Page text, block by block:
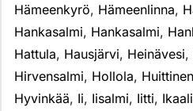
Hämeenkyrö, Hämeenlinna,
Hankasalmi, Hankasalmi,
Hattula, Hausjärvi, Heinävesi,
Hirvensalmi, Hollola, Huittinen
Hyvinkää, Ii, Iisalmi, Iitti,